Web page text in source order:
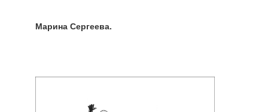
Марина Сергеева.